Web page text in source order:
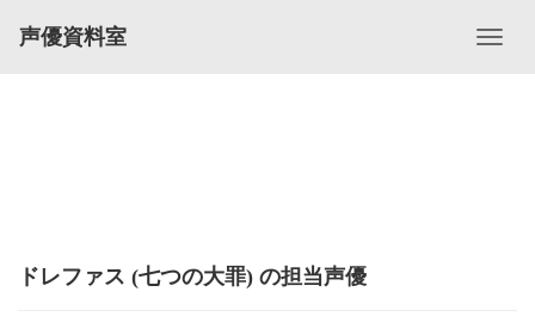
声優資料室
ドレファス (七つの大罪) の担当声優